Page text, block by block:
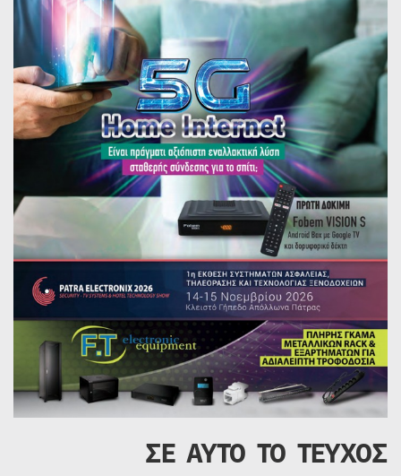
ΣΕ ΑΥΤΟ ΤΟ ΤΕΥΧΟΣ